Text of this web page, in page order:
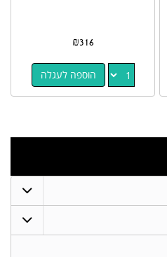
₪316
הוספה לעגלה